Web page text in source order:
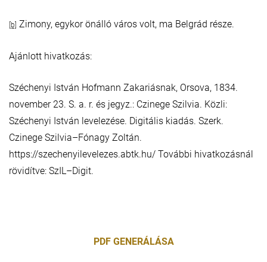
[b] Zimony, egykor önálló város volt, ma Belgrád része.
Ajánlott hivatkozás:
Széchenyi István Hofmann Zakariásnak, Orsova, 1834.
november 23. S. a. r. és jegyz.: Czinege Szilvia. Közli:
Széchenyi István levelezése. Digitális kiadás. Szerk.
Czinege Szilvia–Fónagy Zoltán.
https://szechenyilevelezes.abtk.hu/ További hivatkozásnál
rövidítve: SzIL–Digit.
PDF GENERÁLÁSA